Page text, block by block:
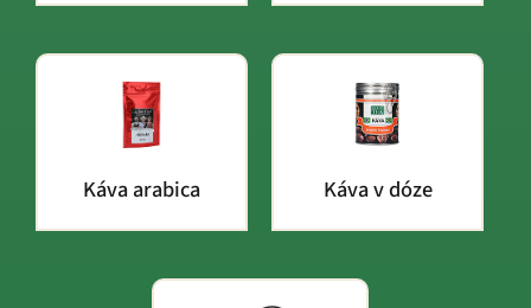
Káva arabica Káva v dóze